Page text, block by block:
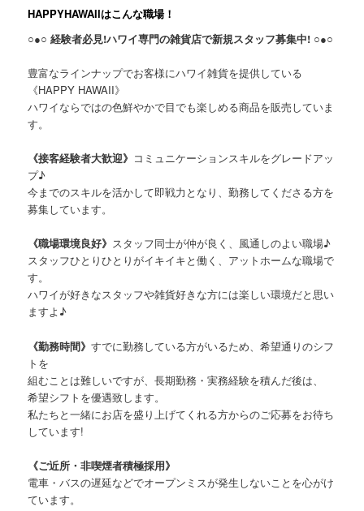
HAPPYHAWAIIはこんな職場！
○●○ 経験者必見!ハワイ専門の雑貨店で新規スタッフ募集中! ○●○
豊富なラインナップでお客様にハワイ雑貨を提供している
《HAPPY HAWAII》
ハワイならではの色鮮やかで目でも楽しめる商品を販売していま
す。
《接客経験者大歓迎》 コミュニケーションスキルをグレードアッ
プ♪
今までのスキルを活かして即戦力となり、勤務してくださる方を
募集しています。
《職場環境良好》 スタッフ同士が仲が良く、風通しのよい職場♪
スタッフひとりひとりがイキイキと働く、アットホームな職場で
す。
ハワイが好きなスタッフや雑貨好きな方には楽しい環境だと思い
ますよ♪
《勤務時間》すでに勤務している方がいるため、希望通りのシフ
トを
組むことは難しいですが、長期勤務・実務経験を積んだ後は、
希望シフトを優遇致します。
私たちと一緒にお店を盛り上げてくれる方からのご応募をお待ち
しています!
《ご近所・非喫煙者積極採用》
電車・バスの遅延などでオープンミスが発生しないことを心がけ
ています。